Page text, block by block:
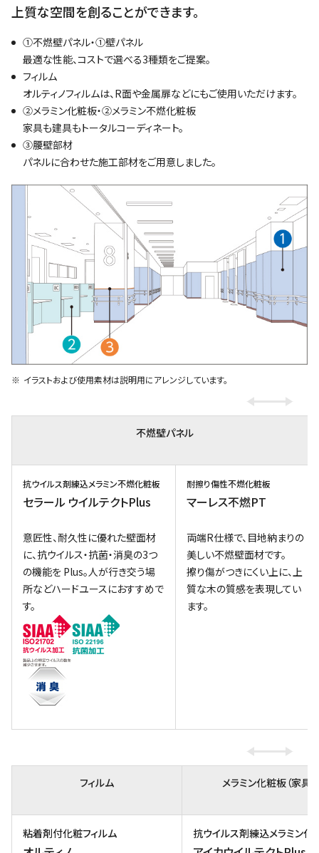
上質な空間を創ることができます。
①不燃壁パネル・①壁パネル
最適な性能、コストで選べる3種類をご提案。
フィルム
オルティノフィルムは、R面や金属扉などにもご使用いただけます。
②メラミン化粧板・②メラミン不燃化粧板
家具も建具もトータルコーディネート。
③腰壁部材
パネルに合わせた施工部材をご用意しました。
イラストおよび使用素材は説明用にアレンジしています。
不燃壁パネル
抗ウイルス剤練込メラミン不燃化粧板
セラール ウイルテクトPlus
意匠性、耐久性に優れた壁面材
に、抗ウイルス・抗菌・消臭の3つ
の機能を Plus。人が行き交う場
所などハードユースにおすすめで
す。
耐擦り傷性不燃化粧板
マーレス不燃PT
両端R仕様で、目地納まりの
美しい不燃壁面材です。
擦り傷がつきにくい上に、上
質な木の質感を表現してい
ます。
フィルム メラミン化粧板（家具・
粘着剤付化粧フィルム 抗ウイルス剤練込メラミン化